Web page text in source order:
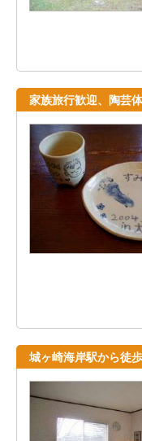
家族旅行歓迎、陶芸
城ヶ崎海岸駅から徒